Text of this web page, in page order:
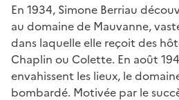
En 1934, Simone Berriau
au domaine de Mauvanne,
dans laquelle elle reçoit des
Chaplin ou Colette. En août
envahissent les lieux, le
bombardé. Motivée par le